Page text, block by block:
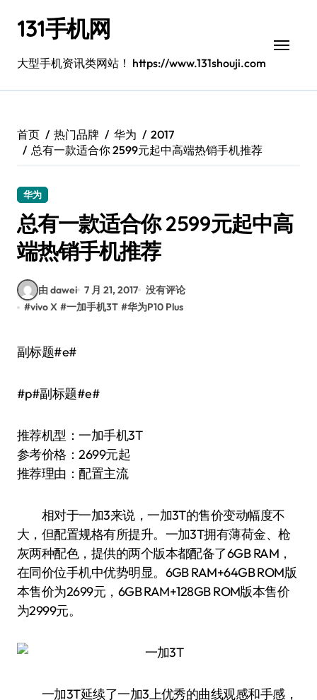
131手机网
大型手机资讯类网站！ https://www.131shouji.com
首页 热门品牌 华为
2017
总有一款适合你 2599元起中高端热销手机推荐
华为
总有一款适合你 2599元起中高
端热销手机推荐
由 dawei 7 月 21, 2017 没有评论
#vivo X #一加手机3T #华为P10 Plus
副标题#e#
#p#副标题#e#
推荐机型：一加手机3T
参考价格：2699元起
推荐理由：配置主流
相对于一加3来说，一加3T的售价变动幅度不
大，但配置规格有所提升。一加3T拥有薄荷金、枪
灰两种配色，提供的两个版本都配备了6GB RAM，
在同价位手机中优势明显。6GB RAM+64GB ROM版
本售价为2699元，6GB RAM+128GB ROM版本售价
为2999元。
一加3T延续了一加3上优秀的曲线观感和手感，